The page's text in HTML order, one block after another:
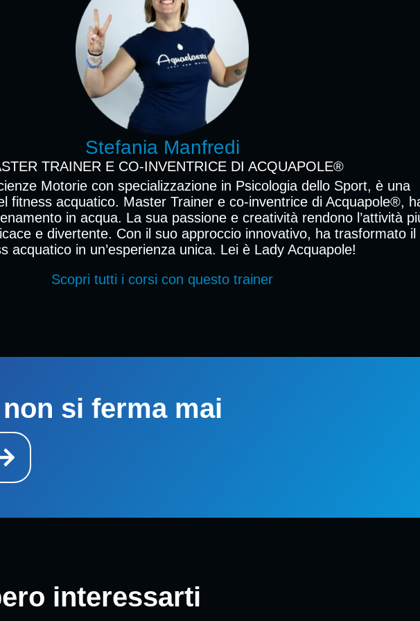
Stefania Manfredi
TRAINER E CO-INVENTRICE DI ACQUAPOLE®
Motorie con specializzazione in Psicologia dello Sport, è una
fitness acquatico. Master Trainer e co-inventrice di Acquapole®,
in acqua. La sua passione e creatività rendono l’attività
e divertente. Con il suo approccio innovativo, ha trasformato il
acquatico in un’esperienza unica. Lei è Lady Acquapole!
Scopri tutti i corsi con questo trainer
si ferma mai
interessarti